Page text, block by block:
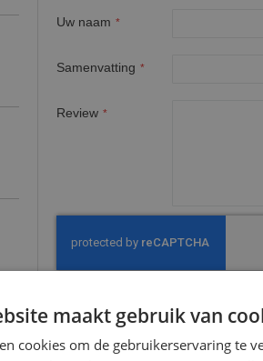
Uw naam
Samenvatting
Review
maakt gebruik van
cookies om de gebruikerservaring te